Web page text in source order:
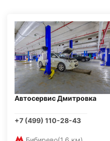
Автосервис Дмитровка
+7 (499) 110-28-43